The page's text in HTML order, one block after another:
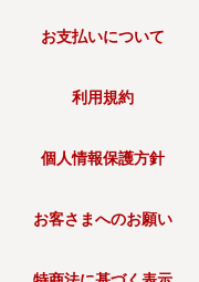
お支払いについて
利用規約
個人情報保護方針
お客さまへのお願い